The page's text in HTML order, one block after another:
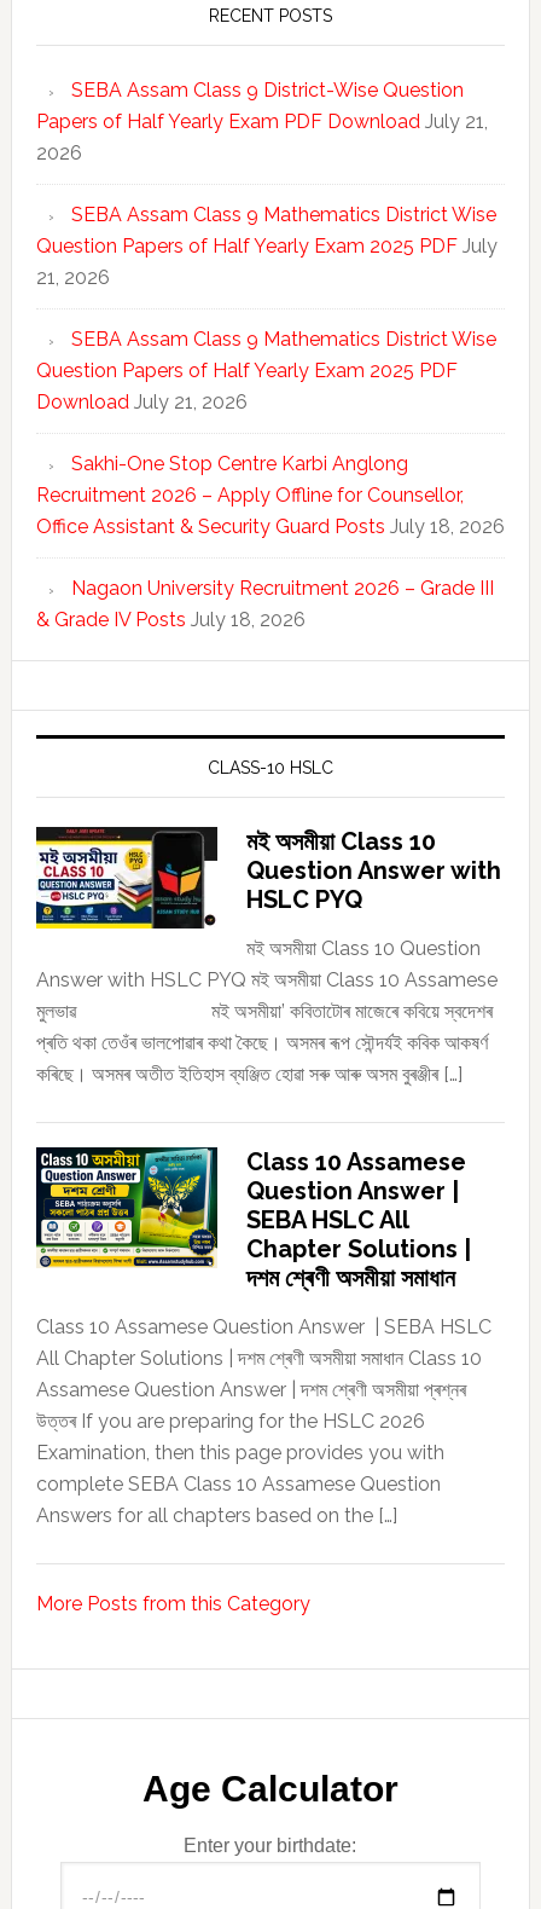
RECENT POSTS
SEBA Assam Class 9 District-Wise Question
Papers of Half Yearly Exam PDF Download July 21,
2026
SEBA Assam Class 9 Mathematics District Wise
Question Papers of Half Yearly Exam 2025 PDF July
21, 2026
SEBA Assam Class 9 Mathematics District Wise
Question Papers of Half Yearly Exam 2025 PDF
Download July 21, 2026
Sakhi-One Stop Centre Karbi Anglong
Recruitment 2026 – Apply Offline for Counsellor,
Office Assistant & Security Guard Posts July 18, 2026
Nagaon University Recruitment 2026 – Grade III
& Grade IV Posts July 18, 2026
CLASS-10 HSLC
মই অসমীয়া Class 10
Question Answer with
HSLC PYQ
মই অসমীয়া Class 10 Question
Answer with HSLC PYQ মই অসমীয়া Class 10 Assamese
মুলভাৱ মই অসমীয়া’ কবিতাটোৰ মাজেৰে কবিয়ে স্বদেশৰ
প্ৰতি থকা তেওঁৰ ভালপোৱাৰ কথা কৈছে। অসমৰ ৰূপ সৌন্দৰ্যই কবিক আকষৰ্ণ
কৰিছে। অসমৰ অতীত ইতিহাস ব্যঞ্জিত হোৱা সৰু আৰু অসম বুৰঞ্জীৰ […]
Class 10 Assamese
Question Answer |
SEBA HSLC All
Chapter Solutions |
দশম শ্ৰেণী অসমীয়া সমাধান
Class 10 Assamese Question Answer | SEBA HSLC
All Chapter Solutions | দশম শ্ৰেণী অসমীয়া সমাধান Class 10
Assamese Question Answer | দশম শ্ৰেণী অসমীয়া প্ৰশ্নৰ
উত্তৰ If you are preparing for the HSLC 2026
Examination, then this page provides you with
complete SEBA Class 10 Assamese Question
Answers for all chapters based on the […]
More Posts from this Category
Age Calculator
Enter your birthdate: